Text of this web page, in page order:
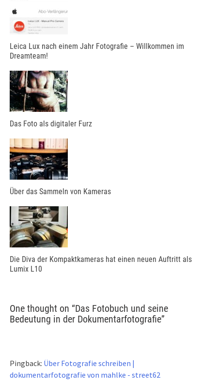
Leica Lux nach einem Jahr Fotografie – Willkommen im
Dreamteam!
Das Foto als digitaler Furz
Über das Sammeln von Kameras
Die Diva der Kompaktkameras hat einen neuen Auftritt als
Lumix L10
One thought on “Das Fotobuch und seine
Bedeutung in der Dokumentarfotografie”
Pingback: Über Fotografie schreiben |
dokumentarfotografie von mahlke - street62